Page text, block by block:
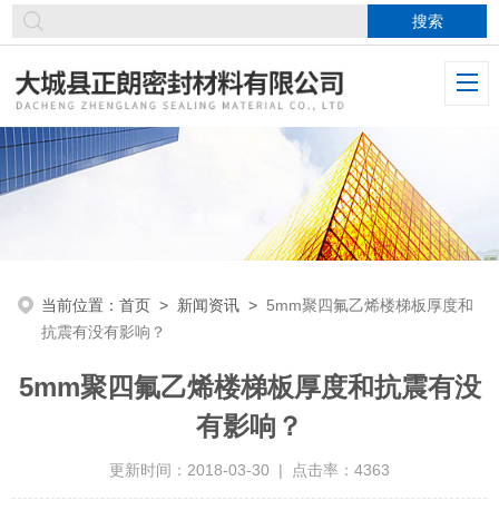
当前位置：首页 > 新闻资讯 > 5mm聚四氟乙烯楼梯板厚度和
抗震有没有影响？
5mm聚四氟乙烯楼梯板厚度和抗震有没
有影响？
更新时间：2018-03-30 | 点击率：4363